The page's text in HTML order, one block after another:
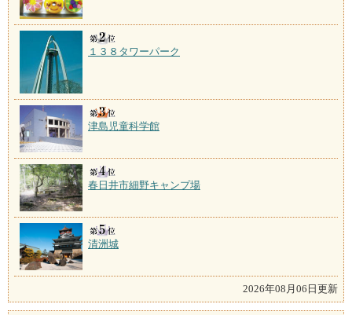
１３８タワーパーク
津島児童科学館
春日井市細野キャンプ場
清洲城
2026年08月06日更新